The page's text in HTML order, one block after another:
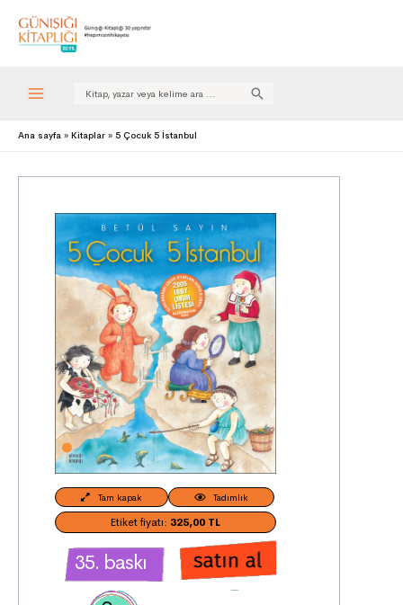
Search
Ana sayfa Kitaplar 5 Çocuk 5 İstanbul
Tam kapak Tadımlık
Etiket fiyatı: 325,00 TL
35. baskı